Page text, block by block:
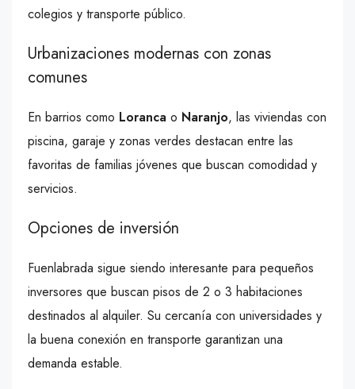
colegios y transporte público.
Urbanizaciones modernas con zonas
comunes
En barrios como Loranca o Naranjo, las viviendas con
piscina, garaje y zonas verdes destacan entre las
favoritas de familias jóvenes que buscan comodidad y
servicios.
Opciones de inversión
Fuenlabrada sigue siendo interesante para pequeños
inversores que buscan pisos de 2 o 3 habitaciones
destinados al alquiler. Su cercanía con universidades y
la buena conexión en transporte garantizan una
demanda estable.